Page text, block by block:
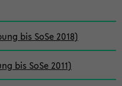
bis SoSe 2018)
bis SoSe 2011)